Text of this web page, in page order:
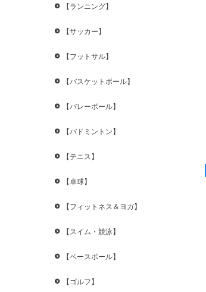
【ランニング】
【サッカー】
【フットサル】
【バスケットボール】
【バレーボール】
【バドミントン】
【テニス】
【卓球】
【フィットネス＆ヨガ】
【スイム・競泳】
【ベースボール】
【ゴルフ】